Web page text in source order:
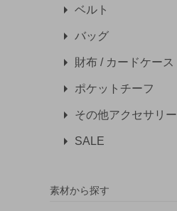
ベルト
バッグ
財布 / カードケース
ポケットチーフ
その他アクセサリー
SALE
素材から探す